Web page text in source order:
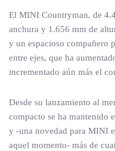
El MINI Countryman, de
anchura y 1.656 mm de
y un espacioso compañero
entre ejes, que ha
incrementado aún más el
Desde su lanzamiento al
compacto se ha mantenido
y -una novedad para MINI
aquel momento- más de